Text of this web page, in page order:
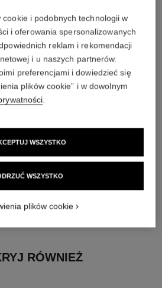
artykułów mogą się nieznacznie
RÓWNIEŻ
cookie i podobnych technologii w
i oferowania spersonalizowanych
reklam i rekomendacji
i u naszych partnerów.
preferencjami i dowiedzieć się
plików cookie” i w dowolnym
WSZYSTKO
WSZYSTKO
plików cookie